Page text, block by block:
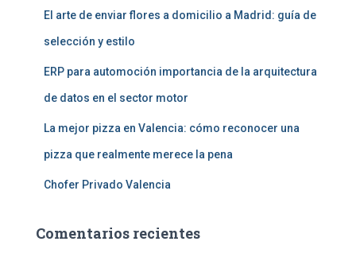
El arte de enviar flores a domicilio a Madrid: guía de
selección y estilo
ERP para automoción importancia de la arquitectura
de datos en el sector motor
La mejor pizza en Valencia: cómo reconocer una
pizza que realmente merece la pena
Chofer Privado Valencia
Comentarios recientes